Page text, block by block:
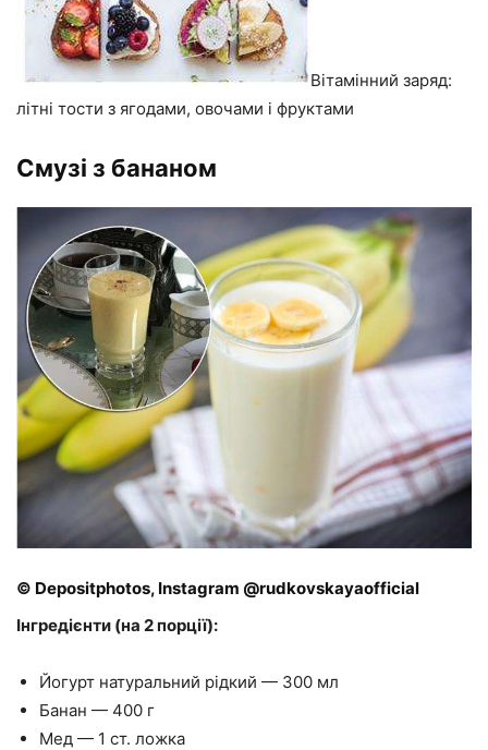
Вітамінний заряд:
літні тости з ягодами, овочами і фруктами
Смузі з бананом
© Depositphotos, Instagram @rudkovskayaofficial
Інгредієнти (на 2 порції):
Йогурт натуральний рідкий — 300 мл
Банан — 400 г
Мед — 1 ст. ложка